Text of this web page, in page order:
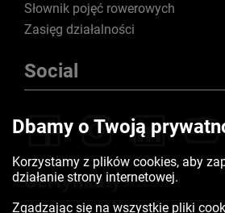
Słownik pojęć rowerowych
Zasięg działalności
Social
Certyfikaty
Dbamy o Twoją
Korzystamy z plików cookies, aby
działanie strony internetowej.
Zgadzając się na wszystkie pliki